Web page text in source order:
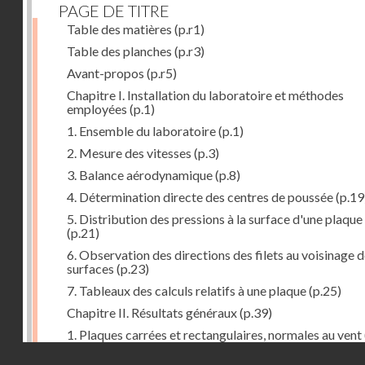
PAGE DE TITRE
Table des matières (p.r1)
Table des planches (p.r3)
Avant-propos (p.r5)
Chapitre I. Installation du laboratoire et méthodes
employées (p.1)
1. Ensemble du laboratoire(p.1)
2. Mesure des vitesses (p.3)
3. Balance aérodynamique(p.8)
4. Détermination directe des centres de poussée
5. Distribution des pressions à la surface d'une plaque
(p.21)
6. Observation des directions des filets au voisinage
surfaces (p.23)
7. Tableaux des calculs relatifs à une plaque(p.25)
Chapitre II. Résultats généraux(p.39)
1. Plaques carrées et rectangulaires, normales au vent